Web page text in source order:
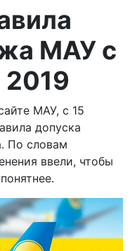
МАУ с
2019
МАУ, с 15
допуска
По словам
ввели, чтобы